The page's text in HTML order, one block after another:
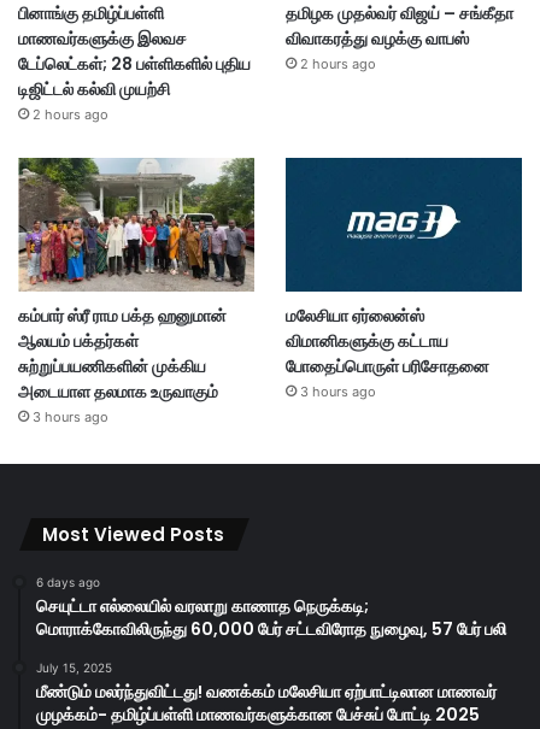
பினாங்கு தமிழ்ப்பள்ளி
மாணவர்களுக்கு இலவச
டேப்லெட்கள்; 28 பள்ளிகளில் புதிய
டிஜிட்டல் கல்வி முயற்சி
2 hours ago
தமிழக முதல்வர் விஜய் – சங்கீதா
விவாகரத்து வழக்கு வாபஸ்
2 hours ago
கம்பார் ஸ்ரீ ராம பக்த ஹனுமான்
ஆலயம் பக்தர்கள்
சுற்றுப்பயணிகளின் முக்கிய
அடையாள தலமாக உருவாகும்
3 hours ago
மலேசியா ஏர்லைன்ஸ்
விமானிகளுக்கு கட்டாய
போதைப்பொருள் பரிசோதனை
3 hours ago
Most Viewed Posts
6 days ago
செயுட்டா எல்லையில் வரலாறு காணாத நெருக்கடி;
மொராக்கோவிலிருந்து 60,000 பேர் சட்டவிரோத நுழைவு, 57 பேர் பலி
July 15, 2025
மீண்டும் மலர்ந்துவிட்டது! வணக்கம் மலேசியா ஏற்பாட்டிலான மாணவர்
முழக்கம்- தமிழ்ப்பள்ளி மாணவர்களுக்கான பேச்சுப் போட்டி 2025